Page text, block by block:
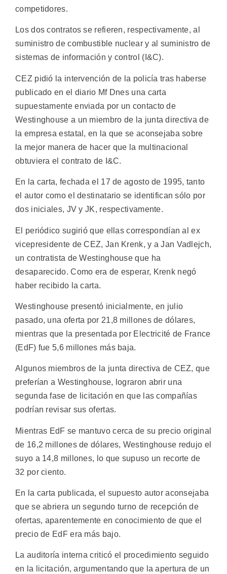
competidores.
Los dos contratos se refieren, respectivamente, al
suministro de combustible nuclear y al suministro de
sistemas de información y control (I&C).
CEZ pidió la intervención de la policía tras haberse
publicado en el diario Mf Dnes una carta
supuestamente enviada por un contacto de
Westinghouse a un miembro de la junta directiva de
la empresa estatal, en la que se aconsejaba sobre
la mejor manera de hacer que la multinacional
obtuviera el contrato de I&C.
En la carta, fechada el 17 de agosto de 1995, tanto
el autor como el destinatario se identifican sólo por
dos iniciales, JV y JK, respectivamente.
El periódico sugirió que ellas correspondían al ex
vicepresidente de CEZ, Jan Krenk, y a Jan Vadlejch,
un contratista de Westinghouse que ha
desaparecido. Como era de esperar, Krenk negó
haber recibido la carta.
Westinghouse presentó inicialmente, en julio
pasado, una oferta por 21,8 millones de dólares,
mientras que la presentada por Electricité de France
(EdF) fue 5,6 millones más baja.
Algunos miembros de la junta directiva de CEZ, que
preferían a Westinghouse, lograron abrir una
segunda fase de licitación en que las compañías
podrían revisar sus ofertas.
Mientras EdF se mantuvo cerca de su precio original
de 16,2 millones de dólares, Westinghouse redujo el
suyo a 14,8 millones, lo que supuso un recorte de
32 por ciento.
En la carta publicada, el supuesto autor aconsejaba
que se abriera un segundo turno de recepción de
ofertas, aparentemente en conocimiento de que el
precio de EdF era más bajo.
La auditoría interna criticó el procedimiento seguido
en la licitación, argumentando que la apertura de un